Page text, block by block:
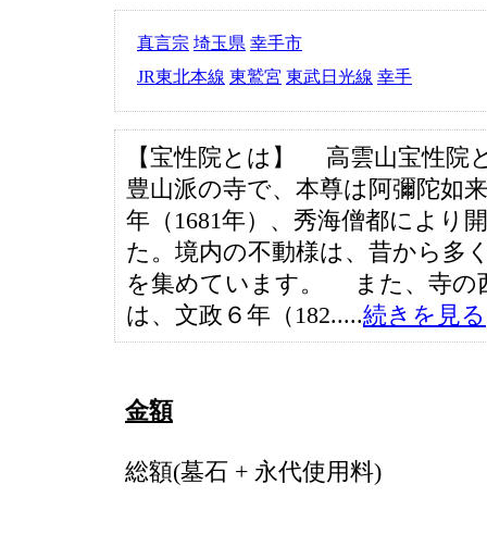
真言宗 埼玉県 幸手市
JR東北本線 東鷲宮 東武日光線 幸手
【宝性院とは】 高雲山宝性院
豊山派の寺で、本尊は阿彌陀如
年（1681年）、秀海僧都により
た。境内の不動様は、昔から多
を集めています。 また、寺の
は、文政６年（182.....続きを見る
金額
総額(墓石 + 永代使用料)